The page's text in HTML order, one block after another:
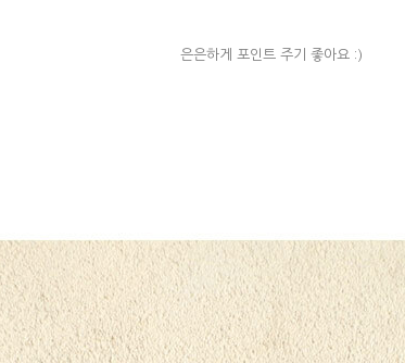
은은하게 포인트 주기 좋아요 :)